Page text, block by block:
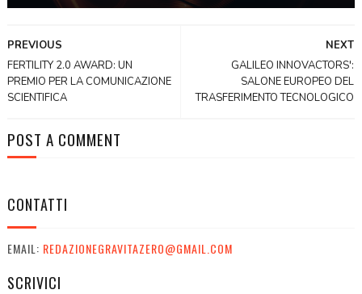
NEXT
GALILEO INNOVACTORS':
SALONE EUROPEO DEL
TRASFERIMENTO TECNOLOGICO
PREVIOUS
FERTILITY 2.0 AWARD: UN
PREMIO PER LA COMUNICAZIONE
SCIENTIFICA
POST A COMMENT
CONTATTI
EMAIL: REDAZIONEGRAVITAZERO@GMAIL.COM
SCRIVICI